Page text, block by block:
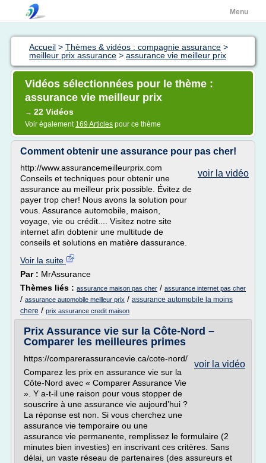
Menu
Accueil > Thèmes & vidéos : compagnie assurance >
meilleur prix assurance > assurance vie meilleur prix
Vidéos sélectionnées pour le thème :
assurance vie meilleur prix
→ 22 Vidéos
Voir également 169 Articles pour ce thème
Comment obtenir une assurance pour pas cher!
voir la vidéo
http://www.assurancemeilleurprix.com
Conseils et techniques pour obtenir une
assurance au meilleur prix possible. Évitez de
payer trop cher! Nous avons la solution pour
vous. Assurance automobile, maison,
voyage, vie ou crédit.... Visitez notre site
internet afin dobtenir une multitude de
conseils et solutions en matière dassurance.
Voir la suite
Par : MrAssurance
Thèmes liés : assurance maison pas cher / assurance internet pas cher
/ assurance automobile meilleur prix / assurance automobile la moins
chere / prix assurance credit maison
Prix Assurance vie sur la Côte-Nord –
Comparer les meilleures primes
voir la vidéo
https://comparerassurancevie.ca/cote-nord/
Comparez les prix en assurance vie sur la
Côte-Nord avec « Comparer Assurance Vie
». Y a-t-il une raison pour vous stopper de
souscrire à une assurance vie aujourd’hui ?
La réponse est non. Si vous cherchez une
assurance vie temporaire ou une
assurance vie permanente, remplissez le formulaire (2
minutes bien investies) en inscrivant ces critères. Sans
délai, un vaste réseau de partenaires (des assureurs et